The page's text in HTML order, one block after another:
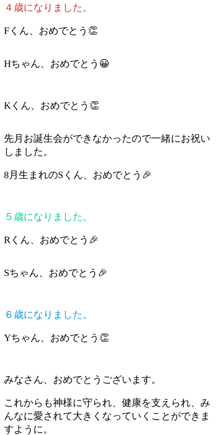
４歳になりました。
Fくん、おめでとう👏
Hちゃん、おめでとう😀
Kくん、おめでとう👏
先月お誕生会ができなかったので一緒にお祝い
しました。
8月生まれのSくん、おめでとう🎉
５歳になりました。
Rくん、おめでとう🎉
Sちゃん、おめでとう🎉
６歳になりました。
Yちゃん、おめでとう👏
みなさん、おめでとうございます。
これからも神様に守られ、健康を支えられ、み
んなに愛されて大きくなっていくことができま
すように。